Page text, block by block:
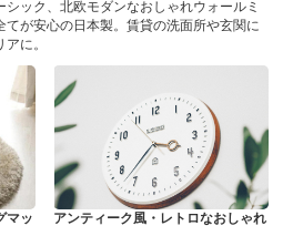
ック、北欧モダンなおしゃれウォールミ
てが安心の日本製。賃貸の洗面所や玄関に
に。
マッ
アンティーク風・レトロなおしゃれ